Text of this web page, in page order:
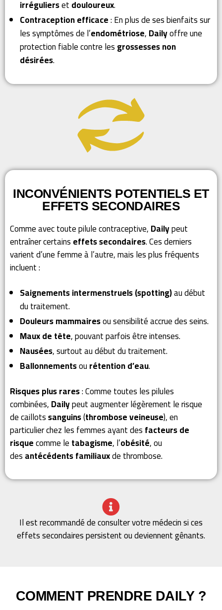
irréguliersetdouloureux.
Contraception efficace: En plus de ses bienfaits sur
les symptômes de l’endométriose,Dailyoffre une
protection fiable contre lesgrossesses non
désirées.
INCONVÉNIENTS POTENTIELS ET
EFFETS SECONDAIRES
Comme avec toute pilule contraceptive,Dailypeut
entraîner certainseffets secondaires. Ces derniers
varient d’une femme à l’autre, mais les plus fréquents
incluent :
Saignements intermenstruels (spotting)au début
du traitement.
Douleurs mammairesou sensibilité accrue des seins.
Maux de tête, pouvant parfois être intenses.
Nausées, surtout au début du traitement.
Ballonnementsourétention d’eau.
Risques plus rares: Comme toutes les pilules
combinées,Dailypeut augmenter légèrement le risque
de caillotssanguins(thrombose veineuse), en
particulier chez les femmes ayant desfacteurs de
risquecomme letabagisme, l’obésité, ou
desantécédents familiauxde thrombose.
Il est recommandé de consulter votre médecin si ces
effets secondaires persistent ou deviennent gênants.
COMMENT PRENDRE DAILY ?